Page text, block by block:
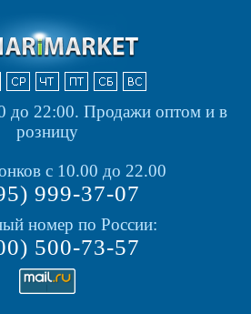
до 22:00. Продажи оптом и в
розницу
с 10.00 до 22.00
999-37-07
номер по России:
500-73-57